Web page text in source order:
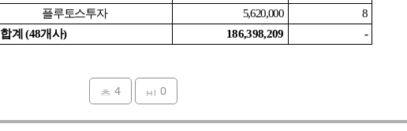
플루토스투자 5,620,000
8
합계(48개사) 186,398,209 -
4 0